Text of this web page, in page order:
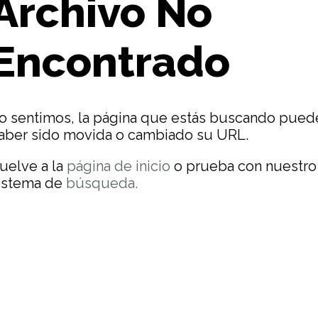
No
sentimos, la página que estás buscando
sido movida o cambiado su URL.
a la página de inicio o prueba con nuestro
de búsqueda.